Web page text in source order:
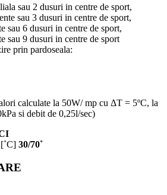
sau 2 dusuri in centre de sport,
sau 3 dusuri in centre de sport,
sau 6 dusuri in centre de sport,
sau 9 dusuri in centre de sport
prin pardoseala:
calculate la 50W/ mp cu ΔT = 5ºC, la
si debit de 0,25l/sec)
30/70˚